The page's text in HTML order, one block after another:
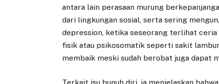
antara lain perasaan murung
dari lingkungan sosial, serta sering
depression, ketika seseorang terlihat ceria
fisik atau psikosomatik seperti sakit
membaik meski sudah berobat juga dapat